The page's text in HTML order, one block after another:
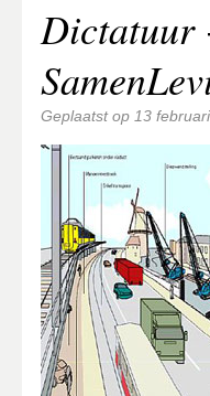
Geplaatst op 13